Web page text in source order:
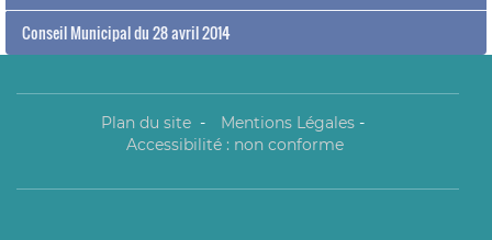
Conseil Municipal du 28 avril 2014
Plan du site - Mentions Légales -
Accessibilité : non conforme